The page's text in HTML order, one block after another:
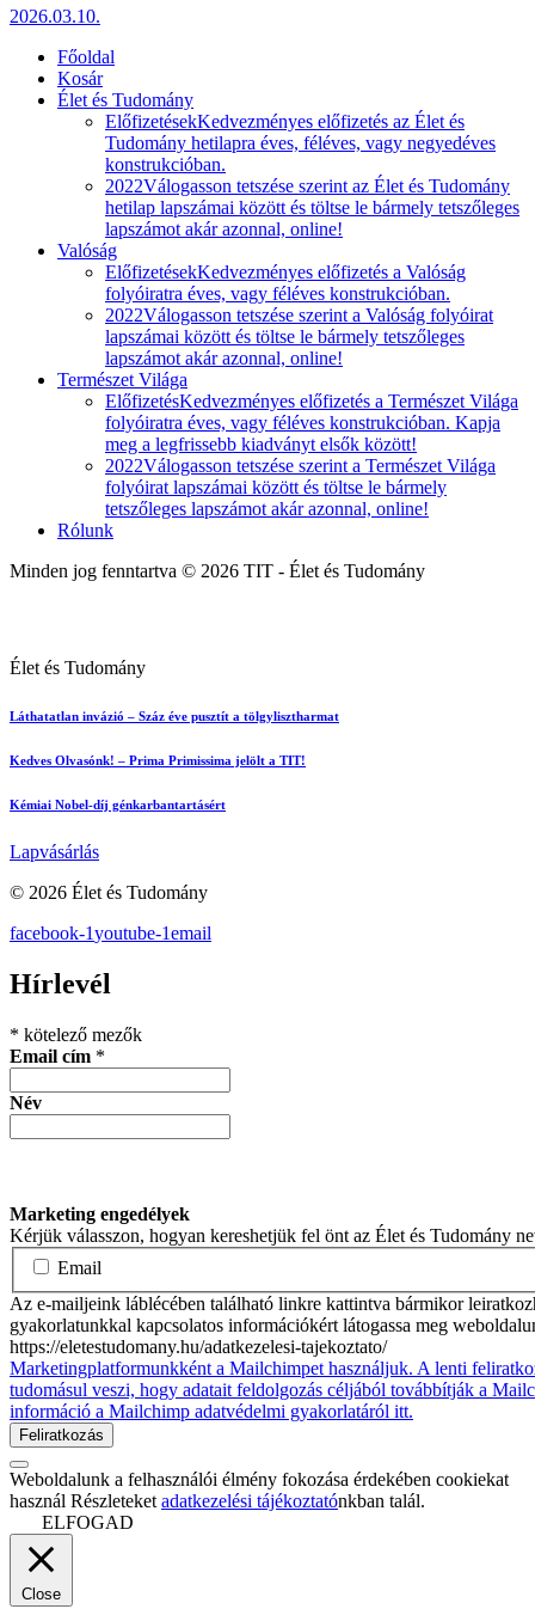
2026.03.10.
Főoldal
Kosár
Élet és Tudomány
ElőfizetésekKedvezményes előfizetés az Élet és
Tudomány hetilapra éves, féléves, vagy negyedéves
konstrukcióban.
2022Válogasson tetszése szerint az Élet és Tudomány
hetilap lapszámai között és töltse le bármely tetszőleges
lapszámot akár azonnal, online!
Valóság
ElőfizetésekKedvezményes előfizetés a Valóság
folyóiratra éves, vagy féléves konstrukcióban.
2022Válogasson tetszése szerint a Valóság folyóirat
lapszámai között és töltse le bármely tetszőleges
lapszámot akár azonnal, online!
Természet Világa
ElőfizetésKedvezményes előfizetés a Természet Világa
folyóiratra éves, vagy féléves konstrukcióban. Kapja
meg a legfrissebb kiadványt elsők között!
2022Válogasson tetszése szerint a Természet Világa
folyóirat lapszámai között és töltse le bármely
tetszőleges lapszámot akár azonnal, online!
Rólunk
Minden jog fenntartva © 2026 TIT - Élet és Tudomány
Élet és Tudomány
Láthatatlan invázió – Száz éve pusztít a tölgylisztharmat
Kedves Olvasónk! – Prima Primissima jelölt a TIT!
Kémiai Nobel-díj génkarbantartásért
Lapvásárlás
© 2026 Élet és Tudomány
facebook-1youtube-1email
Hírlevél
* kötelező mezők
Email cím *
Név
Marketing engedélyek
Kérjük válasszon, hogyan kereshetjük fel önt az Élet és Tudomány
Email
Az e-mailjeink láblécében található linkre kattintva bármikor
gyakorlatunkkal kapcsolatos információkért látogassa meg
https://eletestudomany.hu/adatkezelesi-tajekoztato/
Marketingplatformunkként a Mailchimpet használjuk. A lenti
tudomásul veszi, hogy adatait feldolgozás céljából továbbítják a
információ a Mailchimp adatvédelmi gyakorlatáról itt.
Weboldalunk a felhasználói élmény fokozása érdekében cookiekat
használ Részleteketadatkezelési tájékoztatónkban talál.
ELFOGAD
Close